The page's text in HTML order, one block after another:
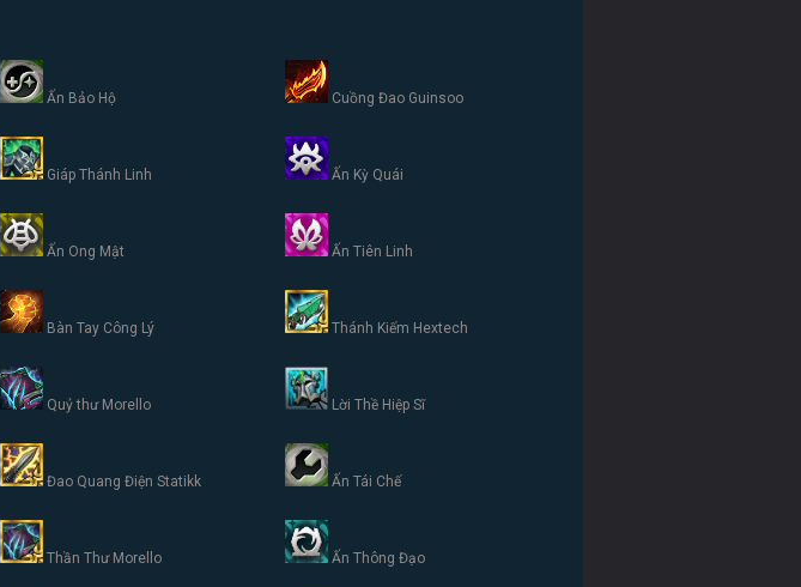
Ấn Bảo Hộ Cuồng Đao Guinsoo
Giáp Thánh Linh Ấn Kỳ Quái
Ấn Ong Mật Ấn Tiên Linh
Bàn Tay Công Lý Thánh Kiếm Hextech
Quỷ thư Morello Lời Thề Hiệp Sĩ
Đao Quang Điện Statikk Ấn Tái Chế
Thần Thư Morello Ấn Thông Đạo